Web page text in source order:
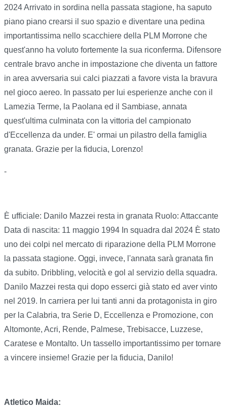
2024 Arrivato in sordina nella passata stagione, ha saputo
piano piano crearsi il suo spazio e diventare una pedina
importantissima nello scacchiere della PLM Morrone che
quest'anno ha voluto fortemente la sua riconferma. Difensore
centrale bravo anche in impostazione che diventa un fattore
in area avversaria sui calci piazzati a favore vista la bravura
nel gioco aereo. In passato per lui esperienze anche con il
Lamezia Terme, la Paolana ed il Sambiase, annata
quest'ultima culminata con la vittoria del campionato
d'Eccellenza da under. E' ormai un pilastro della famiglia
granata. Grazie per la fiducia, Lorenzo!
-
È ufficiale: Danilo Mazzei resta in granata Ruolo: Attaccante
Data di nascita: 11 maggio 1994 In squadra dal 2024 È stato
uno dei colpi nel mercato di riparazione della PLM Morrone
la passata stagione. Oggi, invece, l'annata sarà granata fin
da subito. Dribbling, velocità e gol al servizio della squadra.
Danilo Mazzei resta qui dopo esserci già stato ed aver vinto
nel 2019. In carriera per lui tanti anni da protagonista in giro
per la Calabria, tra Serie D, Eccellenza e Promozione, con
Altomonte, Acri, Rende, Palmese, Trebisacce, Luzzese,
Caratese e Montalto. Un tassello importantissimo per tornare
a vincere insieme! Grazie per la fiducia, Danilo!
Atletico Maida: